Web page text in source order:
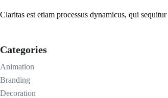
Claritas est etiam processus dynamicus, qui
Categories
Animation
Branding
Decoration